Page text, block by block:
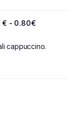
€ - 0.80€
cappuccino.